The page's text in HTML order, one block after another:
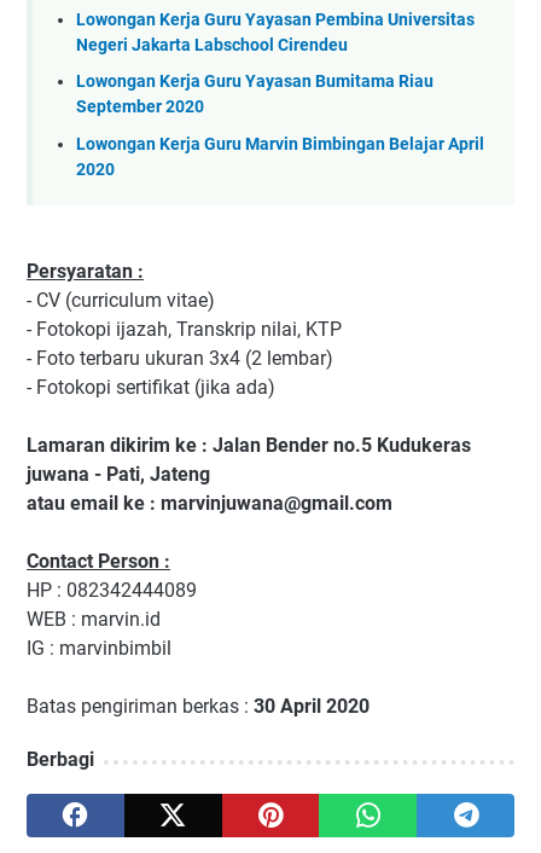
Lowongan Kerja Guru Yayasan Pembina Universitas
Negeri Jakarta Labschool Cirendeu
Lowongan Kerja Guru Yayasan Bumitama Riau
September 2020
Lowongan Kerja Guru Marvin Bimbingan Belajar April
2020
Persyaratan :
- CV (curriculum vitae)
- Fotokopi ijazah, Transkrip nilai, KTP
- Foto terbaru ukuran 3x4 (2 lembar)
- Fotokopi sertifikat (jika ada)
Lamaran dikirim ke : Jalan Bender no.5 Kudukeras
juwana - Pati, Jateng
atau email ke : marvinjuwana@gmail.com
Contact Person :
HP : 082342444089
WEB : marvin.id
IG : marvinbimbil
Batas pengiriman berkas : 30 April 2020
Berbagi